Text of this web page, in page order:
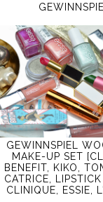
GEWINNSPIEL
MAKE-UP SET
BENEFIT, KIKO,
CATRICE,
CLINIQUE, ESSIE,